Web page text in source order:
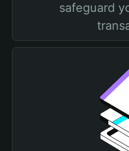
safeguard